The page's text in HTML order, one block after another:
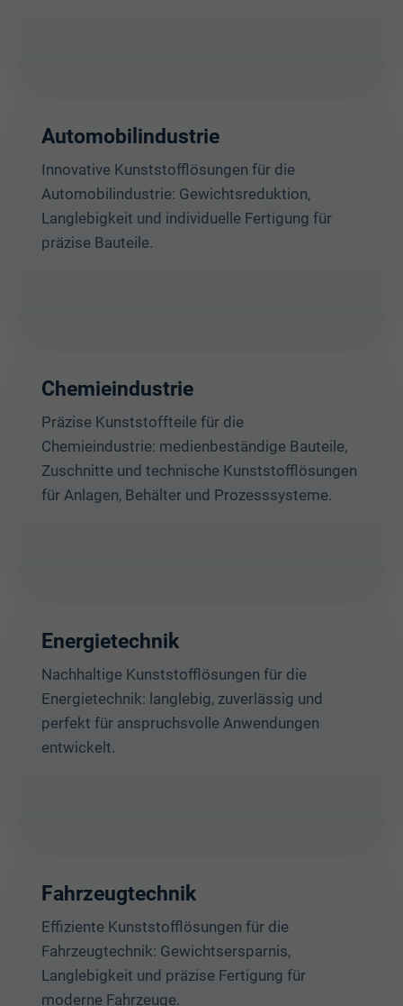
Automobilindustrie
Innovative Kunststofflösungen für die
Automobilindustrie: Gewichtsreduktion,
Langlebigkeit und individuelle Fertigung für
präzise Bauteile.
Chemieindustrie
Präzise Kunststoffteile für die
Chemieindustrie: medienbeständige Bauteile,
Zuschnitte und technische Kunststofflösungen
für Anlagen, Behälter und Prozesssysteme.
Energietechnik
Nachhaltige Kunststofflösungen für die
Energietechnik: langlebig, zuverlässig und
perfekt für anspruchsvolle Anwendungen
entwickelt.
Fahrzeugtechnik
Effiziente Kunststofflösungen für die
Fahrzeugtechnik: Gewichtsersparnis,
Langlebigkeit und präzise Fertigung für
moderne Fahrzeuge.